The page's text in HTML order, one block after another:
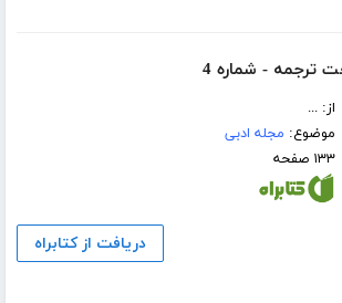
ترجمه - شماره 4
از: ...
موضوع: مجله ادبی
۱۳۳ صفحه
دریافت از کتابراه